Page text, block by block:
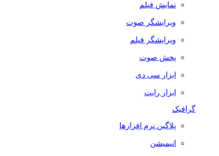
نمایش فیلم
ویرایشگر صوت
ویرایشگر فیلم
پخش صوت
ابزار سی دی
ابزار رایت
گرافیک
پلاگین نرم افزارها
انیمیشن